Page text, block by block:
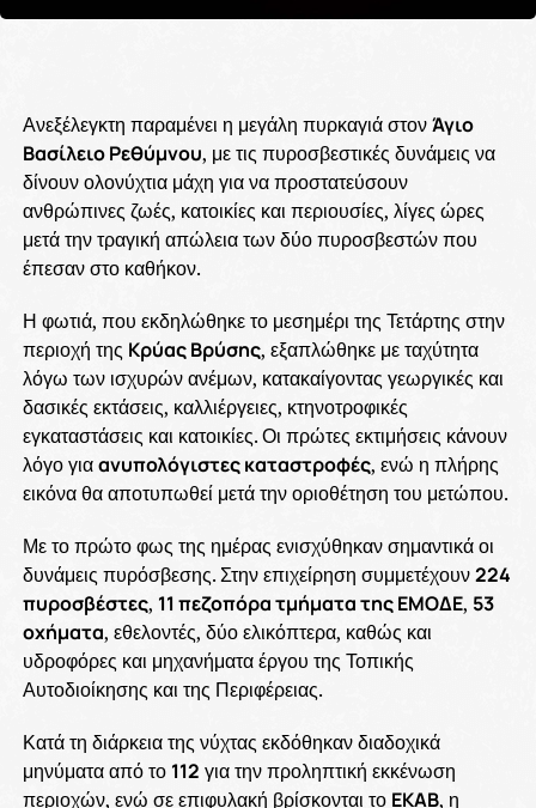
Ανεξέλεγκτη παραμένει η μεγάλη πυρκαγιά στονΆγιο
Βασίλειο Ρεθύμνου, με τις πυροσβεστικές δυνάμεις να
δίνουν ολονύχτια μάχη για να προστατεύσουν
ανθρώπινες ζωές, κατοικίες και περιουσίες, λίγες ώρες
μετά την τραγική απώλεια των δύο πυροσβεστών που
έπεσαν στο καθήκον.
Η φωτιά, που εκδηλώθηκε το μεσημέρι της Τετάρτης στην
περιοχή της Κρύας Βρύσης, εξαπλώθηκε με ταχύτητα
λόγω των ισχυρών ανέμων, κατακαίγοντας γεωργικές και
δασικές εκτάσεις, καλλιέργειες, κτηνοτροφικές
εγκαταστάσεις και κατοικίες. Οι πρώτες εκτιμήσεις κάνουν
λόγο γιαανυπολόγιστες καταστροφές, ενώ η πλήρης
εικόνα θα αποτυπωθεί μετά την οριοθέτηση του μετώπου.
Με το πρώτο φως της ημέρας ενισχύθηκαν σημαντικά οι
δυνάμεις πυρόσβεσης. Στην επιχείρηση συμμετέχουν224
πυροσβέστες, 11 πεζοπόρα τμήματα της ΕΜΟΔΕ, 53
οχήματα, εθελοντές, δύο ελικόπτερα, καθώς και
υδροφόρες και μηχανήματα έργου της Τοπικής
Αυτοδιοίκησης και της Περιφέρειας.
Κατά τη διάρκεια της νύχτας εκδόθηκαν διαδοχικά
μηνύματα από το 112 για την προληπτική εκκένωση
περιοχών, ενώ σε επιφυλακή βρίσκονται το ΕΚΑΒ, η